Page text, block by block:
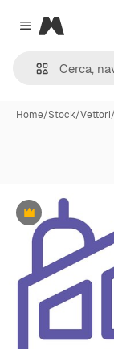
Close menu
Magnific
Home/Stock/Vettori/
Premium